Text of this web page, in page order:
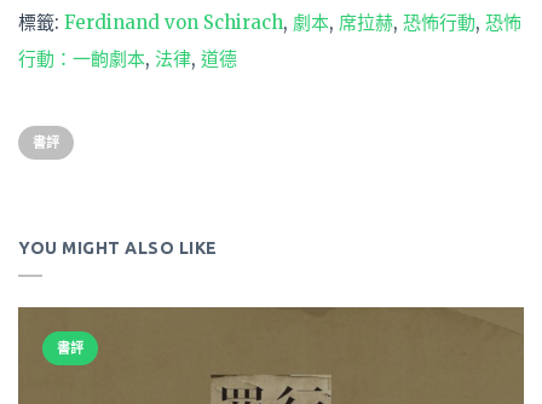
標籤: Ferdinand von Schirach, 劇本, 席拉赫, 恐怖行動, 恐怖
行動：一齣劇本, 法律, 道德
書評
YOU MIGHT ALSO LIKE
書評